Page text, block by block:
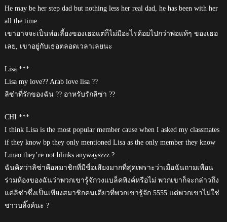
He may be her step dad but nothing less her real dad, he has been with her
all the time
เขาอาจจะเป็นพ่อเลี้ยงของเธอแต่ก็ไม่มีอะไรด้อยไปกว่าพ่อแท้ๆ ของเธอ
เลย, เขาอยู่กับเธอตลอดเวลาเลยนะ
Lisa ***
Lisa my love?? Arab love lisa ??
ลิซ่าที่รักของฉัน ?? อาหรับรักลิซ่า ??
CHI ***
I think Lisa is the most popular member cause when I asked my classmates
if they know bp they only mentioned Lisa as the only member they know
Lmao they’re not blinks anywayszzz ?
ฉันคิดว่าลิซ่าคือสมาชิกที่มีชื่อเสียงมากที่สุดเพราะว่าเมื่อฉันถามเพื่อน
ร่วมห้องของฉันว่าพวกเขารู้จักวงแบล็คพิงค์หรือไม่ พวกเขาก็จะกล่าวถึง
แค่ลิซ่าซึ่งเป็นเพียงสมาชิกคนเดียวที่พวกเขารู้จัก 5555 แต่พวกเขาไม่ใช่
ชาวบลิ๊งค์นะ ?